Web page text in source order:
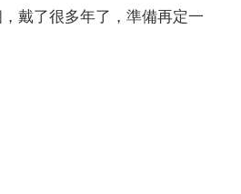
戴了很多年了，準備再定一